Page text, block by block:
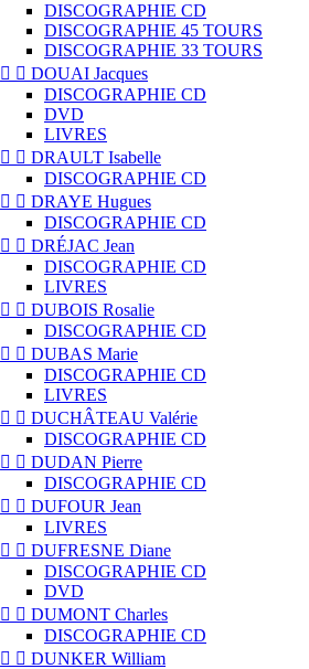
DISCOGRAPHIE CD
DISCOGRAPHIE 45 TOURS
DISCOGRAPHIE 33 TOURS
  DOUAI Jacques
DISCOGRAPHIE CD
DVD
LIVRES
  DRAULT Isabelle
DISCOGRAPHIE CD
  DRAYE Hugues
DISCOGRAPHIE CD
  DRÉJAC Jean
DISCOGRAPHIE CD
LIVRES
  DUBOIS Rosalie
DISCOGRAPHIE CD
  DUBAS Marie
DISCOGRAPHIE CD
LIVRES
  DUCHÂTEAU Valérie
DISCOGRAPHIE CD
  DUDAN Pierre
DISCOGRAPHIE CD
  DUFOUR Jean
LIVRES
  DUFRESNE Diane
DISCOGRAPHIE CD
DVD
  DUMONT Charles
DISCOGRAPHIE CD
  DUNKER William